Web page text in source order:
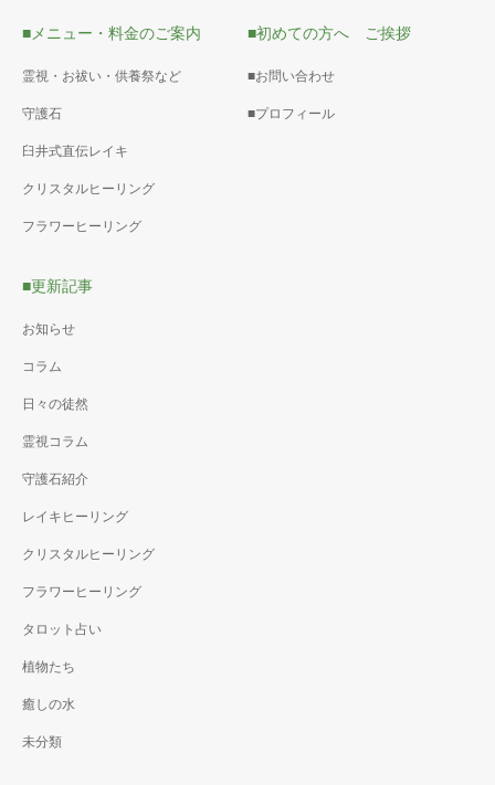
■メニュー・料金のご案内
霊視・お祓い・供養祭など
守護石
臼井式直伝レイキ
クリスタルヒーリング
フラワーヒーリング
■初めての方へ ご挨拶
■お問い合わせ
■プロフィール
■更新記事
お知らせ
コラム
日々の徒然
霊視コラム
守護石紹介
レイキヒーリング
クリスタルヒーリング
フラワーヒーリング
タロット占い
植物たち
癒しの水
未分類